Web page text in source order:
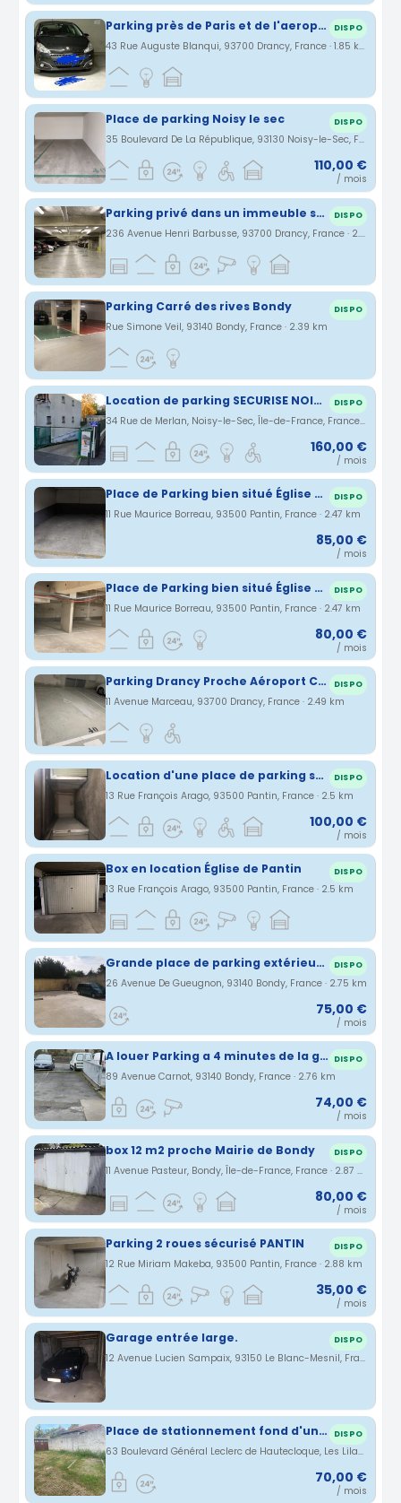
Parking près de Paris et de l'aeroport Charles de Gaule DISPO
43 Rue Auguste Blanqui, 93700 Drancy, France · 1.85 km
Place de parking Noisy le sec DISPO
35 Boulevard De La République, 93130 Noisy-le-Sec, France · 1.86 km
110,00 €
/ mois
Parking privé dans un immeuble sécurisé 6 minutes de la gare de Drancy DISPO
236 Avenue Henri Barbusse, 93700 Drancy, France · 2.17 km
Parking Carré des rives Bondy DISPO
Rue Simone Veil, 93140 Bondy, France · 2.39 km
Location de parking SECURISE NOISY LE SEC DISPO
34 Rue de Merlan, Noisy-le-Sec, Île-de-France, France · 2.4 km
160,00 €
/ mois
Place de Parking bien situé Église de Pantin DISPO
11 Rue Maurice Borreau, 93500 Pantin, France · 2.47 km
85,00 €
/ mois
Place de Parking bien situé Église de Pantin DISPO
11 Rue Maurice Borreau, 93500 Pantin, France · 2.47 km
80,00 €
/ mois
Parking Drancy Proche Aéroport CDG DISPO
11 Avenue Marceau, 93700 Drancy, France · 2.49 km
Location d'une place de parking sécurisée à Pantin DISPO
13 Rue François Arago, 93500 Pantin, France · 2.5 km
100,00 €
/ mois
Box en location Église de Pantin DISPO
13 Rue François Arago, 93500 Pantin, France · 2.5 km
Grande place de parking extérieur garde et a louer . BONDY DISPO
26 Avenue De Gueugnon, 93140 Bondy, France · 2.75 km
75,00 €
/ mois
A louer Parking a 4 minutes de la gare de Bondy DISPO
89 Avenue Carnot, 93140 Bondy, France · 2.76 km
74,00 €
/ mois
box 12 m2 proche Mairie de Bondy DISPO
11 Avenue Pasteur, Bondy, Île-de-France, France · 2.87 km
80,00 €
/ mois
Parking 2 roues sécurisé PANTIN DISPO
12 Rue Miriam Makeba, 93500 Pantin, France · 2.88 km
35,00 €
/ mois
Garage entrée large. DISPO
12 Avenue Lucien Sampaix, 93150 Le Blanc-Mesnil, France · 3.02 km
Place de stationnement fond d'un cour DISPO
63 Boulevard Général Leclerc de Hautecloque, Les Lilas, Île-de-France, France · 3.08 km
70,00 €
/ mois